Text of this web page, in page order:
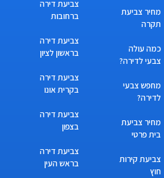
מחיר צביעת
תקרה
כמה עולה
צבעי לדירה?
מחפש צבעי
לדירה?
מחיר צביעת
בית פרטי
צביעת קירות
חוץ
צביעת דירה
ברחובות
צביעת דירה
בראשון לציון
צביעת דירה
בקרית אונו
צביעת דירה
בצפון
צביעת דירה
בראש העין